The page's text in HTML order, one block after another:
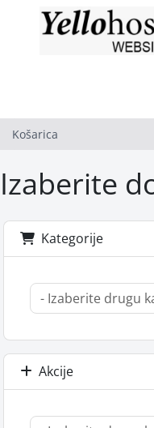
Košarica
Izaberite
Kategorije
Akcije